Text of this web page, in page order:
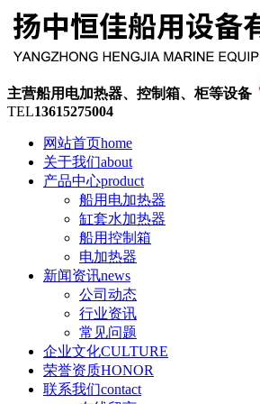
主营船用电加热器、控制箱、柜等设备
TEL13615275004
网站首页home
关于我们about
产品中心product
船用电加热器
缸套水加热器
船用控制箱
电加热器
新闻资讯news
公司动态
行业资讯
常见问题
企业文化CULTURE
荣誉资质HONOR
联系我们contact